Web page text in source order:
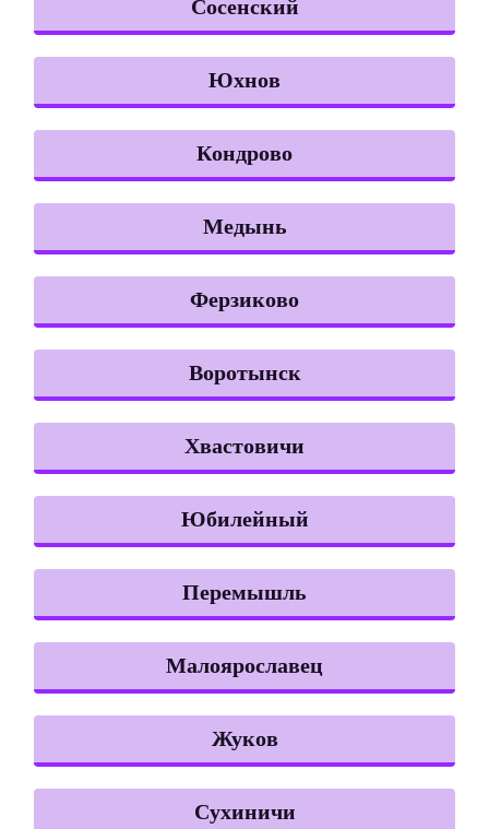
Сосенский
Юхнов
Кондрово
Медынь
Ферзиково
Воротынск
Хвастовичи
Юбилейный
Перемышль
Малоярославец
Жуков
Сухиничи